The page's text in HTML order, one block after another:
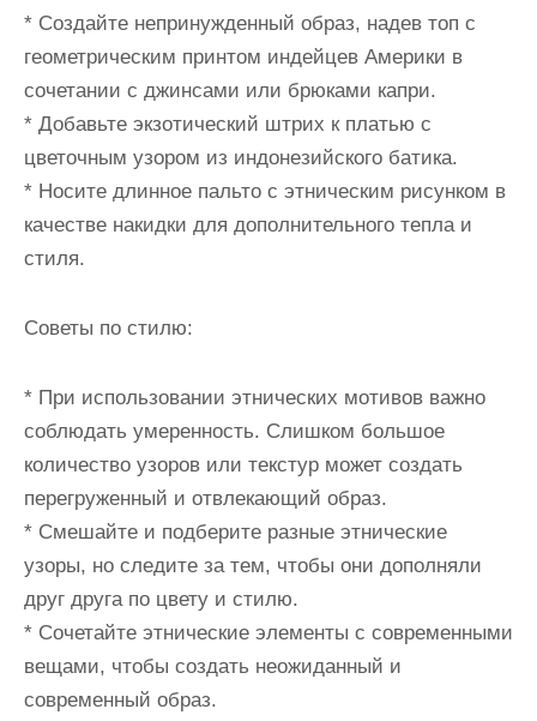
* Создайте непринужденный образ, надев топ с
геометрическим принтом индейцев Америки в
сочетании с джинсами или брюками капри.
* Добавьте экзотический штрих к платью с
цветочным узором из индонезийского батика.
* Носите длинное пальто с этническим рисунком в
качестве накидки для дополнительного тепла и
стиля.
Советы по стилю:
* При использовании этнических мотивов важно
соблюдать умеренность. Слишком большое
количество узоров или текстур может создать
перегруженный и отвлекающий образ.
* Смешайте и подберите разные этнические
узоры, но следите за тем, чтобы они дополняли
друг друга по цвету и стилю.
* Сочетайте этнические элементы с современными
вещами, чтобы создать неожиданный и
современный образ.